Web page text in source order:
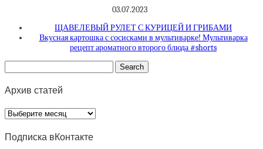
03.07.2023
ЩАВЕЛЕВЫЙ РУЛЕТ С КУРИЦЕЙ И ГРИБАМИ
Вкусная картошка с сосисками в мультиварке! Мультиварка
рецепт ароматного второго блюда #shorts
Архив статей
Архив
статей
Подписка вКонтакте